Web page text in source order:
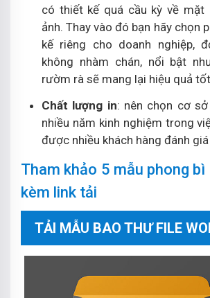
có thiết kế quá cầu kỳ về mặt
ảnh. Thay vào đó bạn hãy chọn
kế riêng cho doanh nghiệp,
không nhàm chán, nổi bật
rườm rà sẽ mang lại hiệu quả
Chất lượng in: nên chọn cơ
nhiều năm kinh nghiệm trong
được nhiều khách hàng đánh
Tham khảo 5 mẫu phong
kèm link tải
TẢI MẪU BAO THƯ FILE